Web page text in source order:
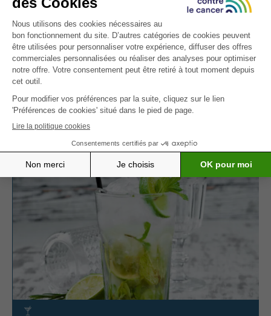
(perte d’appétit, nausées, altération du
goût et fatigue).
Pour une autre boisson pétillante et sans alcool,
rafraîchissant et original.
D’AUTRES INSPIRATIONS